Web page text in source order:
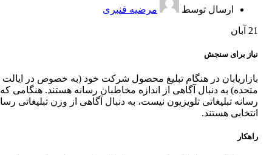
ارسال توسط مرضیه قنبری
21 آبان
نیاز برای سنجش
بازاریابان در هنگام تبلیغ محصول شرکت خود (به خصوص در ایالت
متحده) به دنبال آگاهی از اندازه مخاطبان رسانه هستند. هنگامی که
رسانه تبلیغاتی تلویزیون نیست، به دنبال آگاهی از وزن تبلیغاتی
انتخابی هستند.
راهکار